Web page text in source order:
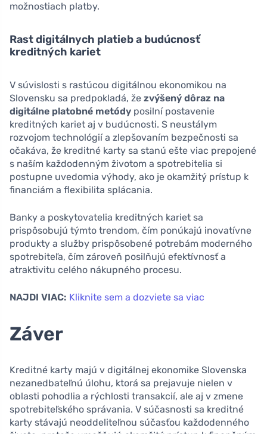
možnostiach platby.
Rast digitálnych platieb a budúcnosť
kreditných kariet
V súvislosti s rastúcou digitálnou ekonomikou na
Slovensku sa predpokladá, že zvýšený dôraz na
digitálne platobné metódy posilní postavenie
kreditných kariet aj v budúcnosti. S neustálym
rozvojom technológií a zlepšovaním bezpečnosti sa
očakáva, že kreditné karty sa stanú ešte viac prepojené
s naším každodenným životom a spotrebitelia si
postupne uvedomia výhody, ako je okamžitý prístup k
financiám a flexibilita splácania.
Banky a poskytovatelia kreditných kariet sa
prispôsobujú týmto trendom, čím ponúkajú inovatívne
produkty a služby prispôsobené potrebám moderného
spotrebiteľa, čím zároveň posilňujú efektívnosť a
atraktivitu celého nákupného procesu.
NAJDI VIAC: Kliknite sem a dozviete sa viac
Záver
Kreditné karty majú v digitálnej ekonomike Slovenska
nezanedbateľnú úlohu, ktorá sa prejavuje nielen v
oblasti pohodlia a rýchlosti transakcií, ale aj v zmene
spotrebiteľského správania. V súčasnosti sa kreditné
karty stávajú neoddeliteľnou súčasťou každodenného